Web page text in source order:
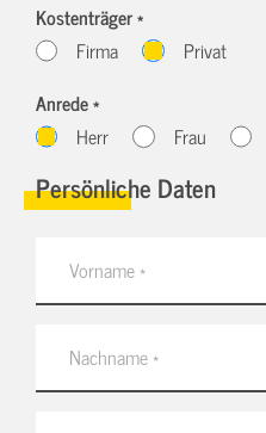
Kostenträger *
Firma
Privat
Anrede *
Herr
Frau
Persönliche Daten